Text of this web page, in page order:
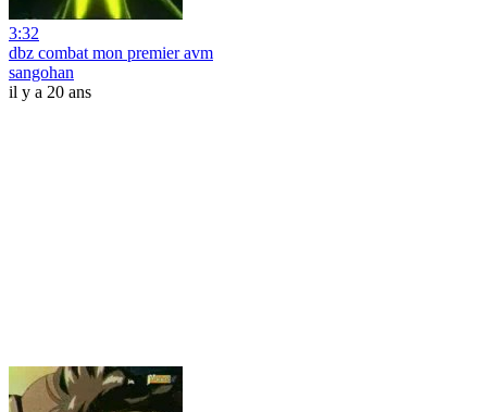
3:32
dbz combat mon premier avm
sangohan
il y a 20 ans